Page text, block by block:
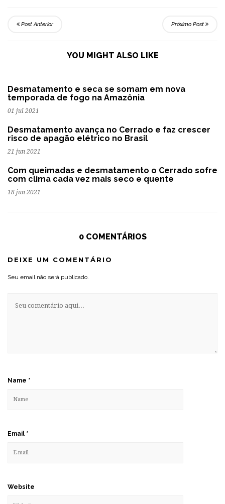
Post Anterior Próximo Post
YOU MIGHT ALSO LIKE
Desmatamento e seca se somam em nova
temporada de fogo na Amazônia
01 jul 2021
Desmatamento avança no Cerrado e faz crescer
risco de apagão elétrico no Brasil
21 jun 2021
Com queimadas e desmatamento o Cerrado sofre
com clima cada vez mais seco e quente
18 jun 2021
0 COMENTÁRIOS
DEIXE UM COMENTÁRIO
Seu email não será publicado.
Name *
Email *
Website